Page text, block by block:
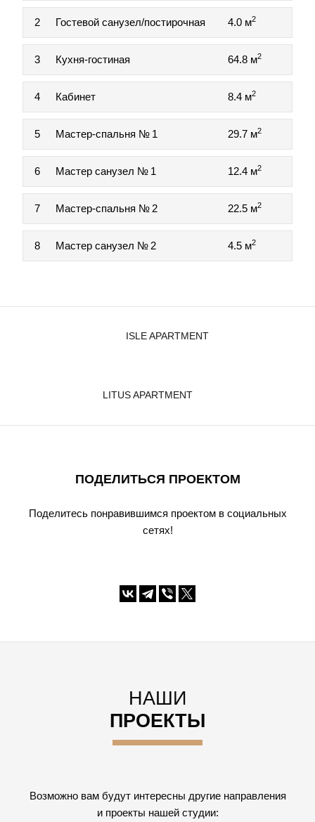
2 Гостевой санузел/постирочная 4.0 м2
3 Кухня-гостиная 64.8 м2
4 Кабинет 8.4 м2
5 Мастер-спальня № 1 29.7 м2
6 Мастер санузел № 1 12.4 м2
7 Мастер-спальня № 2 22.5 м2
8 Мастер санузел № 2 4.5 м2
ISLE APARTMENT
LITUS APARTMENT
ПОДЕЛИТЬСЯ ПРОЕКТОМ
Поделитесь понравившимся проектом в социальных
сетях!
НАШИ
ПРОЕКТЫ
Возможно вам будут интересны другие направления
и проекты нашей студии: